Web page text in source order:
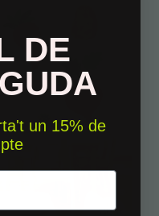
DE
un 15% de